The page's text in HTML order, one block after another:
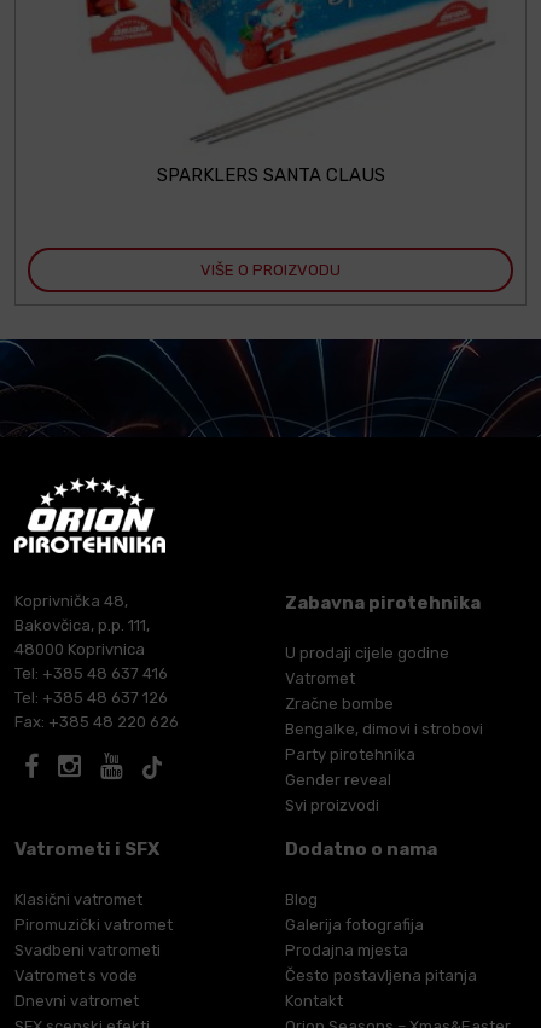
SPARKLERS SANTA CLAUS
VIŠE O PROIZVODU
Koprivnička 48,
Bakovčica, p.p. 111,
48000 Koprivnica
Tel: +385 48 637 416
Tel: +385 48 637 126
Fax: +385 48 220 626
Zabavna pirotehnika
U prodaji cijele godine
Vatromet
Zračne bombe
Bengalke, dimovi i strobovi
Party pirotehnika
Gender reveal
Svi proizvodi
Vatrometi i SFX
Klasični vatromet
Piromuzički vatromet
Svadbeni vatrometi
Vatromet s vode
Dnevni vatromet
Dodatno o nama
Blog
Galerija fotografija
Prodajna mjesta
Često postavljena pitanja
Kontakt